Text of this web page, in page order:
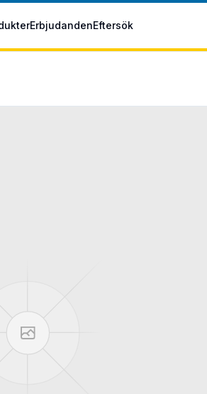
ErbjudandenEftersök